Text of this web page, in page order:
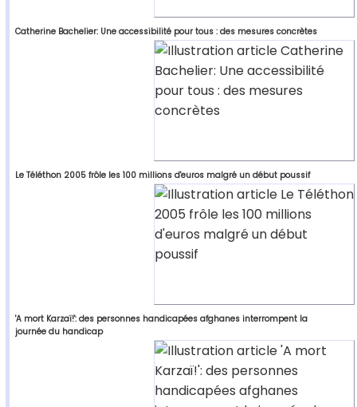
Catherine Bachelier: Une accessibilité pour tous : des mesures concrètes
Le Téléthon 2005 frôle les 100 millions d'euros malgré un début poussif
'A mort Karzaï!': des personnes handicapées afghanes interrompent la
journée du handicap